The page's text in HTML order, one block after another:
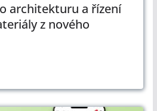
architekturu a řízení
z nového